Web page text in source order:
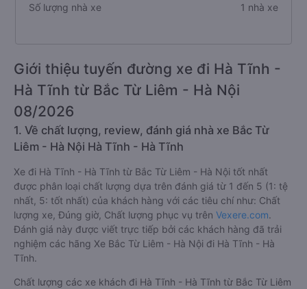
Số lượng nhà xe 1 nhà xe
Giới thiệu tuyến đường xe đi Hà Tĩnh -
Hà Tĩnh từ Bắc Từ Liêm - Hà Nội
08/2026
1. Về chất lượng, review, đánh giá nhà xe Bắc Từ
Liêm - Hà Nội Hà Tĩnh - Hà Tĩnh
Xe đi Hà Tĩnh - Hà Tĩnh từ Bắc Từ Liêm - Hà Nội tốt nhất
được phân loại chất lượng dựa trên đánh giá từ 1 đến 5 (1: tệ
nhất, 5: tốt nhất) của khách hàng với các tiêu chí như: Chất
lượng xe, Đúng giờ, Chất lượng phục vụ trên Vexere.com.
Đánh giá này được viết trực tiếp bởi các khách hàng đã trải
nghiệm các hãng Xe Bắc Từ Liêm - Hà Nội đi Hà Tĩnh - Hà
Tĩnh.
Chất lượng các xe khách đi Hà Tĩnh - Hà Tĩnh từ Bắc Từ Liêm